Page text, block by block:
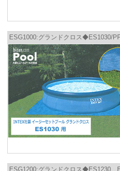
ESG1000:グランドクロス◆ES1030/
ESG1200:グランドクロス◆ES1230